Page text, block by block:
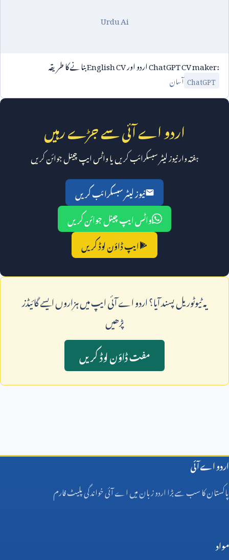
Urdu Ai
ChatGPT CV maker:اردو اورEnglish CVبنانے کا طریقہ
ChatGPTآسان
اردو اے آئی سے جڑے رہیں
ہفتہ وار نیوز لیٹر سبسکرائب کریں یا واٹس ایپ چینل جوائن کریں
نیوز لیٹر سبسکرائب کریں
واٹس ایپ چینل جوائن کریں
ایپ ڈاؤن لوڈ کریں
يہ ٹيوٹوريل پسند آيا؟ اردو اے آئی ايپ ميں ہزاروں ايسے گائيڈز
پڑھيں
مفت ڈاؤن لوڈ کريں
اردو اے آئی
پاکستان کا سب سے بڑا اردو زبان میں اے آئی خواندگی پلیٹ فارم
مواد